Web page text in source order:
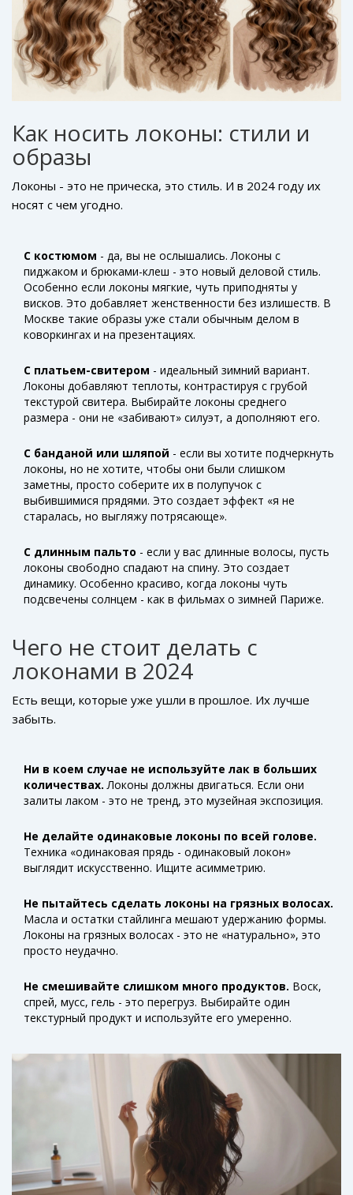
Как носить локоны: стили и
образы
Локоны - это не прическа, это стиль. И в 2024 году их
носят с чем угодно.
С костюмом - да, вы не ослышались. Локоны с
пиджаком и брюками-клеш - это новый деловой стиль.
Особенно если локоны мягкие, чуть приподняты у
висков. Это добавляет женственности без излишеств. В
Москве такие образы уже стали обычным делом в
коворкингах и на презентациях.
С платьем-свитером - идеальный зимний вариант.
Локоны добавляют теплоты, контрастируя с грубой
текстурой свитера. Выбирайте локоны среднего
размера - они не «забивают» силуэт, а дополняют его.
С банданой или шляпой - если вы хотите подчеркнуть
локоны, но не хотите, чтобы они были слишком
заметны, просто соберите их в полупучок с
выбившимися прядями. Это создает эффект «я не
старалась, но выгляжу потрясающе».
С длинным пальто - если у вас длинные волосы, пусть
локоны свободно спадают на спину. Это создает
динамику. Особенно красиво, когда локоны чуть
подсвечены солнцем - как в фильмах о зимней Париже.
Чего не стоит делать с
локонами в 2024
Есть вещи, которые уже ушли в прошлое. Их лучше
забыть.
Ни в коем случае не используйте лак в больших
количествах. Локоны должны двигаться. Если они
залиты лаком - это не тренд, это музейная экспозиция.
Не делайте одинаковые локоны по всей голове.
Техника «одинаковая прядь - одинаковый локон»
выглядит искусственно. Ищите асимметрию.
Не пытайтесь сделать локоны на грязных волосах.
Масла и остатки стайлинга мешают удержанию формы.
Локоны на грязных волосах - это не «натурально», это
просто неудачно.
Не смешивайте слишком много продуктов. Воск,
спрей, мусс, гель - это перегруз. Выбирайте один
текстурный продукт и используйте его умеренно.